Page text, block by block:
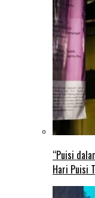
“Puisi
Hari Puisi